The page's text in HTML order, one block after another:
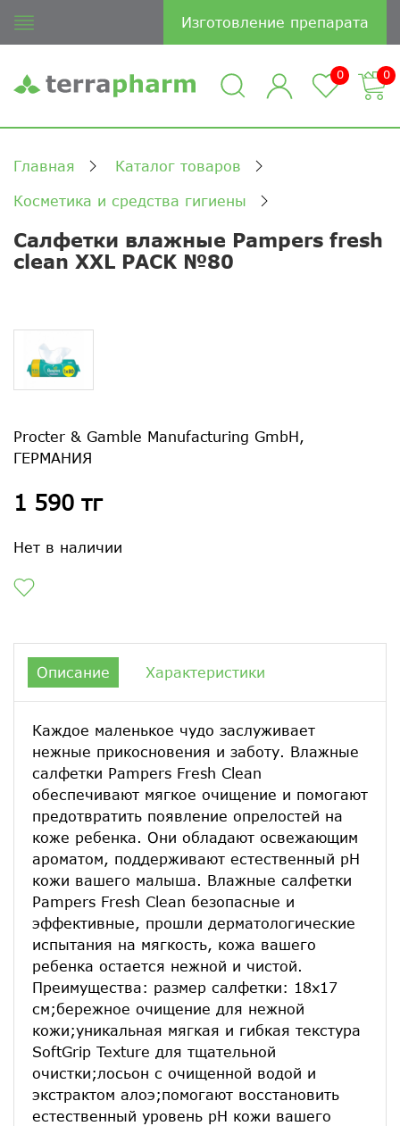
Изготовление препарата
0 0
Главная Каталог товаров
Косметика и средства гигиены
Салфетки влажные Pampers fresh
clean XXL PACK №80
Procter & Gamble Manufacturing GmbH,
ГЕРМАНИЯ
1 590 тг
Нет в наличии
Описание Характеристики
Каждое маленькое чудо заслуживает
нежные прикосновения и заботу. Влажные
салфетки Pampers Fresh Clean
обеспечивают мягкое очищение и помогают
предотвратить появление опрелостей на
коже ребенка. Они обладают освежающим
ароматом, поддерживают естественный рН
кожи вашего малыша. Влажные салфетки
Pampers Fresh Clean безопасные и
эффективные, прошли дерматологические
испытания на мягкость, кожа вашего
ребенка остается нежной и чистой.
Преимущества: размер салфетки: 18х17
см;бережное очищение для нежной
кожи;уникальная мягкая и гибкая текстура
SoftGrip Texture для тщательной
очистки;лосьон с очищенной водой и
экстрактом алоэ;помогают восстановить
естественный уровень pH кожи вашего